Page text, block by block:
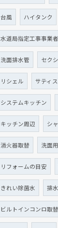
台風 ハイタンク
水道局指定工事事業者
洗面排水管 セク
リシェル サティス
システムキッチン
キッチン周辺 シ
消火器取替 洗面
リフォームの目安
きれい除菌水 排
ビルトインコンロ取替